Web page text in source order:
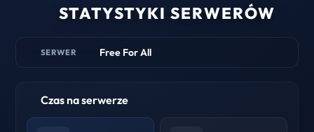
STATYSTYKI SERWERÓW
SERWER Free For All
Czas na serwerze